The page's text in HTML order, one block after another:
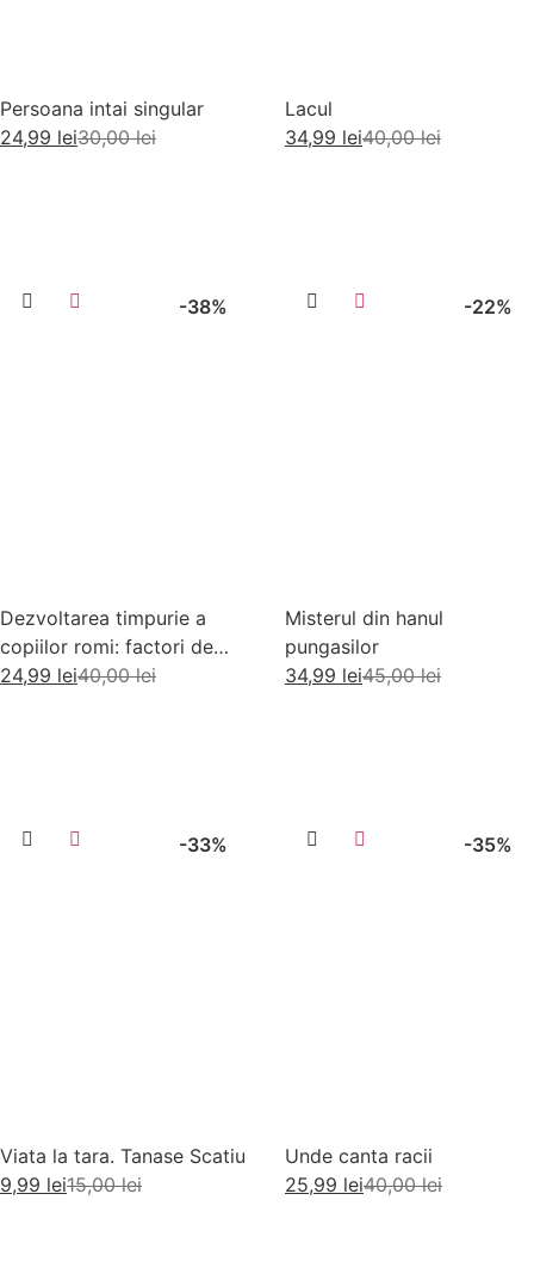
Persoana intai singular
30,00lei
24,99 lei
Lacul
40,00lei
34,99 lei
-38%
Dezvoltarea timpurie a
copiilor romi: factori de
risc si factori de protectie
40,00lei
24,99 lei
-22%
Misterul din hanul
pungasilor
45,00lei
34,99 lei
-33%
Viata la tara. Tanase Scatiu
15,00lei
9,99 lei
-35%
Unde canta racii
40,00lei
25,99 lei